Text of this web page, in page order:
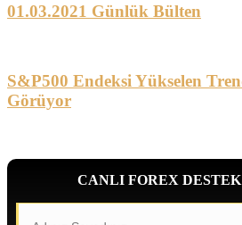
01.03.2021 Günlük Bülten
S&P500 Endeksi Yükselen
Görüyor
CANLI FOREX